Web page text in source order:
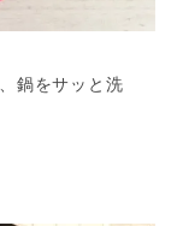
鍋をサッと洗